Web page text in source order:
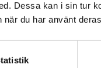
Dessa kan i sin tur
du har använt